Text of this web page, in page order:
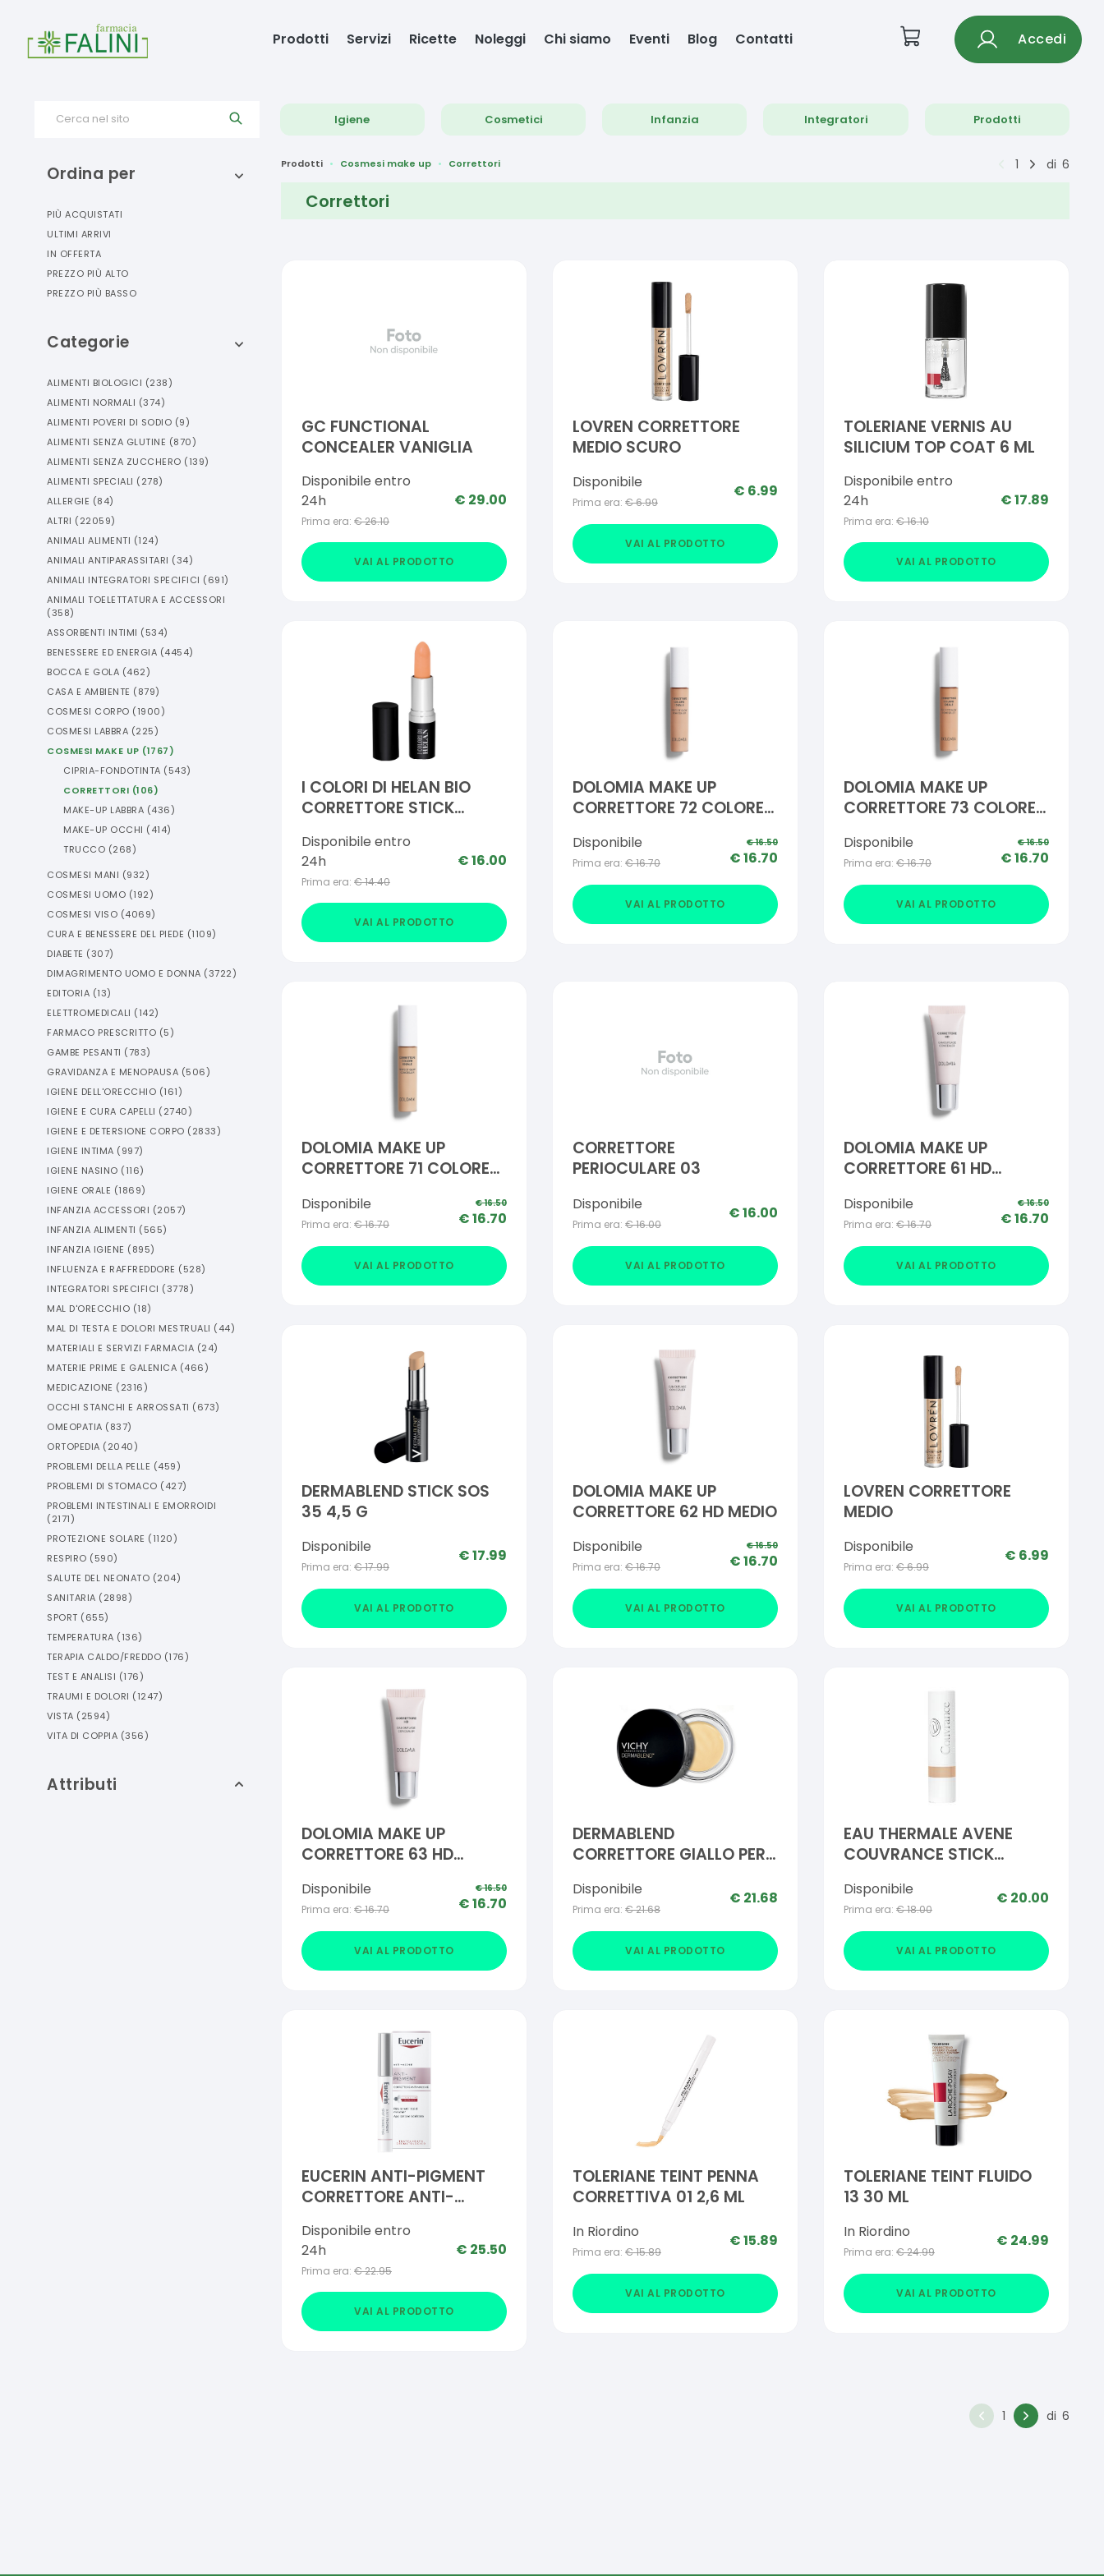
Prodotti Servizi Ricette Noleggi Chi siamo Eventi Blog Contatti Accedi
Cerca nel sito Igiene Cosmetici Infanzia Integratori Prodotti
Ordina per
PIÙ ACQUISTATI
ULTIMI ARRIVI
IN OFFERTA
PREZZO PIÙ ALTO
PREZZO PIÙ BASSO
Categorie
ALIMENTI BIOLOGICI (238)
ALIMENTI NORMALI (374)
ALIMENTI POVERI DI SODIO (9)
ALIMENTI SENZA GLUTINE (870)
ALIMENTI SENZA ZUCCHERO (139)
ALIMENTI SPECIALI (278)
ALLERGIE (84)
ALTRI (22059)
ANIMALI ALIMENTI (124)
ANIMALI ANTIPARASSITARI (34)
ANIMALI INTEGRATORI SPECIFICI (691)
ANIMALI TOELETTATURA E ACCESSORI
(358)
ASSORBENTI INTIMI (534)
BENESSERE ED ENERGIA (4454)
BOCCA E GOLA (462)
CASA E AMBIENTE (879)
COSMESI CORPO (1900)
COSMESI LABBRA (225)
COSMESI MAKE UP (1767)
CIPRIA-FONDOTINTA (543)
CORRETTORI (106)
MAKE-UP LABBRA (436)
MAKE-UP OCCHI (414)
TRUCCO (268)
COSMESI MANI (932)
COSMESI UOMO (192)
COSMESI VISO (4069)
CURA E BENESSERE DEL PIEDE (1109)
DIABETE (307)
DIMAGRIMENTO UOMO E DONNA (3722)
EDITORIA (13)
ELETTROMEDICALI (142)
FARMACO PRESCRITTO (5)
GAMBE PESANTI (783)
GRAVIDANZA E MENOPAUSA (506)
IGIENE DELL'ORECCHIO (161)
IGIENE E CURA CAPELLI (2740)
IGIENE E DETERSIONE CORPO (2833)
IGIENE INTIMA (997)
IGIENE NASINO (116)
IGIENE ORALE (1869)
INFANZIA ACCESSORI (2057)
INFANZIA ALIMENTI (565)
INFANZIA IGIENE (895)
INFLUENZA E RAFFREDDORE (528)
INTEGRATORI SPECIFICI (3778)
MAL D'ORECCHIO (18)
MAL DI TESTA E DOLORI MESTRUALI (44)
MATERIALI E SERVIZI FARMACIA (24)
MATERIE PRIME E GALENICA (466)
MEDICAZIONE (2316)
OCCHI STANCHI E ARROSSATI (673)
OMEOPATIA (837)
ORTOPEDIA (2040)
PROBLEMI DELLA PELLE (459)
PROBLEMI DI STOMACO (427)
PROBLEMI INTESTINALI E EMORROIDI
(2171)
PROTEZIONE SOLARE (1120)
RESPIRO (590)
SALUTE DEL NEONATO (204)
SANITARIA (2898)
SPORT (655)
TEMPERATURA (136)
TERAPIA CALDO/FREDDO (176)
TEST E ANALISI (176)
TRAUMI E DOLORI (1247)
VISTA (2594)
VITA DI COPPIA (356)
Attributi
Prodotti Cosmesi make up Correttori 1 di 6
Correttori
GC FUNCTIONAL
CONCEALER VANIGLIA
Disponibile entro
24h
Prima era: €26.10
€ 29.00
VAI AL PRODOTTO
LOVREN CORRETTORE
MEDIO SCURO
Disponibile
Prima era: €6.99
€ 6.99
VAI AL PRODOTTO
TOLERIANE VERNIS AU
SILICIUM TOP COAT 6 ML
Disponibile entro
24h
Prima era: €16.10
€17.89
VAI AL PRODOTTO
I COLORI DI HELAN BIO
CORRETTORE STICK
Disponibile entro
24h
Prima era: €14.40
€16.00
VAI AL PRODOTTO
DOLOMIA MAKE UP
CORRETTORE 72 COLORE
Disponibile
Prima era: €16.70
€16.50
€16.70
VAI AL PRODOTTO
DOLOMIA MAKE UP
CORRETTORE 73 COLORE
Disponibile
Prima era: €16.70
€16.50
€16.70
VAI AL PRODOTTO
DOLOMIA MAKE UP
CORRETTORE 71 COLORE
Disponibile
Prima era: €16.70
€16.50
€16.70
VAI AL PRODOTTO
CORRETTORE
PERIOCULARE 03
Disponibile
Prima era: €16.00
€16.00
VAI AL PRODOTTO
DOLOMIA MAKE UP
CORRETTORE 61 HD
Disponibile
Prima era: €16.70
€16.50
€16.70
VAI AL PRODOTTO
DERMABLEND STICK SOS
35 4,5 G
Disponibile
Prima era: €17.99
€17.99
VAI AL PRODOTTO
DOLOMIA MAKE UP
CORRETTORE 62 HD MEDIO
Disponibile
Prima era: €16.70
€16.50
€16.70
VAI AL PRODOTTO
LOVREN CORRETTORE
MEDIO
Disponibile
Prima era: €6.99
€ 6.99
VAI AL PRODOTTO
DOLOMIA MAKE UP
CORRETTORE 63 HD
Disponibile
Prima era: €16.70
€16.50
€16.70
VAI AL PRODOTTO
DERMABLEND
CORRETTORE GIALLO PER
Disponibile
Prima era: €21.68
€ 21.68
VAI AL PRODOTTO
EAU THERMALE AVENE
COUVRANCE STICK
G
Disponibile
Prima era: €18.00
€ 20.00
VAI AL PRODOTTO
EUCERIN ANTI-PIGMENT
CORRETTORE ANTI-
Disponibile entro
24h
Prima era: €22.95
€ 25.50
VAI AL PRODOTTO
TOLERIANE TEINT PENNA
CORRETTIVA 01 2,6 ML
In Riordino
Prima era: €15.89
€15.89
VAI AL PRODOTTO
TOLERIANE TEINT FLUIDO
13 30 ML
In Riordino
Prima era: €24.99
€ 24.99
VAI AL PRODOTTO
1 di 6